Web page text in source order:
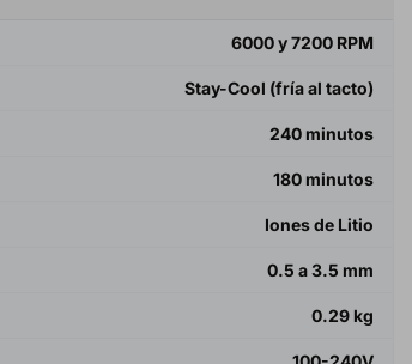
6000 y 7200 RPM
Stay-Cool (fría al tacto)
240 minutos
180 minutos
Iones de Litio
0.5 a 3.5 mm
0.29 kg